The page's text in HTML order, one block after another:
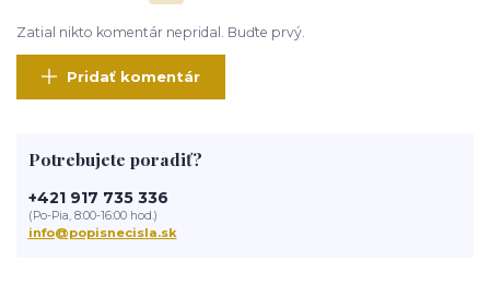
Zatial nikto komentár nepridal. Buďte prvý.
Pridať komentár
Potrebujete poradiť?
+421 917 735 336
(Po-Pia, 8:00-16:00 hod.)
info@popisnecisla.sk